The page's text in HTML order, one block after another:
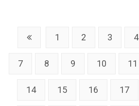
1 2 3 4
7 8 9 10 11
14 15 16 17